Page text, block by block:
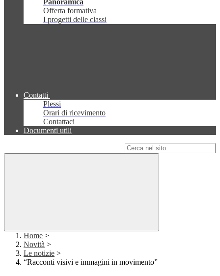
Panoramica
Offerta formativa
I progetti delle classi
Contatti
Plessi
Orari di ricevimento
Contattaci
Documenti utili
Home >
Novità >
Le notizie >
“Racconti visivi e immagini in movimento”